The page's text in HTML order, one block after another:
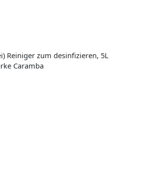
Reiniger zum desinfizieren, 5L
Caramba